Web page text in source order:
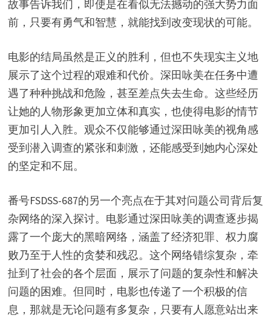
故事告诉我们，即使是在看似无法撼动的强大势力面
前，只要有勇气和智慧，就能找到改变现状的可能。
电影的结局虽然是正义的胜利，但也不失现实主义地
展示了这个过程的艰难和代价。深田咏美在任务中遭
遇了种种挑战和危险，甚至差点失去生命。这些经历
让她的人物形象更加立体和真实，也使得电影的情节
更加引人入胜。观众不仅能够通过深田咏美的视角感
受到潜入调查的紧张和刺激，还能感受到她内心深处
的坚定和不屈。
番号FSDSS-687的另一个亮点在于其对问题公司背后复
杂网络的深入探讨。电影通过深田咏美的调查逐步揭
露了一个庞大的黑暗网络，涵盖了经济犯罪、权力腐
败乃至于人性的贪婪和残忍。这个网络错综复杂，牵
扯到了社会的各个层面，展示了问题的复杂性和解决
问题的困难。但同时，电影也传递了一个积极的信
息，那就是无论问题有多复杂，只要有人愿意站出来